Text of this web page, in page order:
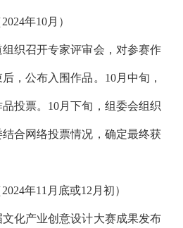
年10月）
织召开专家评审会，对参赛作
，公布入围作品。10月中旬，
投票。10月下旬，组委会组织
合网络投票情况，确定最终获
年11月底或12月初）
化产业创意设计大赛成果发布